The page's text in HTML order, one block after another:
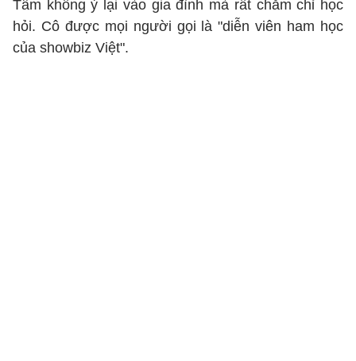
Tâm không ỷ lại vào gia đình mà rất chăm chỉ học
hỏi. Cô được mọi người gọi là "diễn viên ham học
của showbiz Việt".